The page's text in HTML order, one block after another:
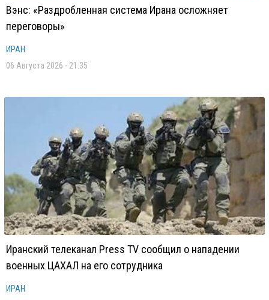
Вэнс: «Раздробленная система Ирана осложняет
переговоры»
ИРАН
06 Августа 2026 - 21:35
Иранский телеканал Press TV сообщил о нападении
военных ЦАХАЛ на его сотрудника
ИРАН